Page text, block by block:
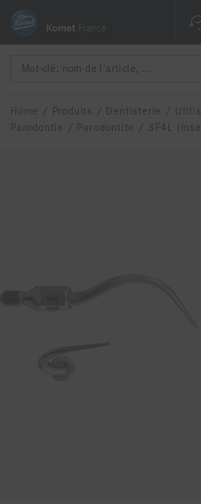
Home / Produits / Dentisterie /
Parodontie
/ Parodontite / SF4L